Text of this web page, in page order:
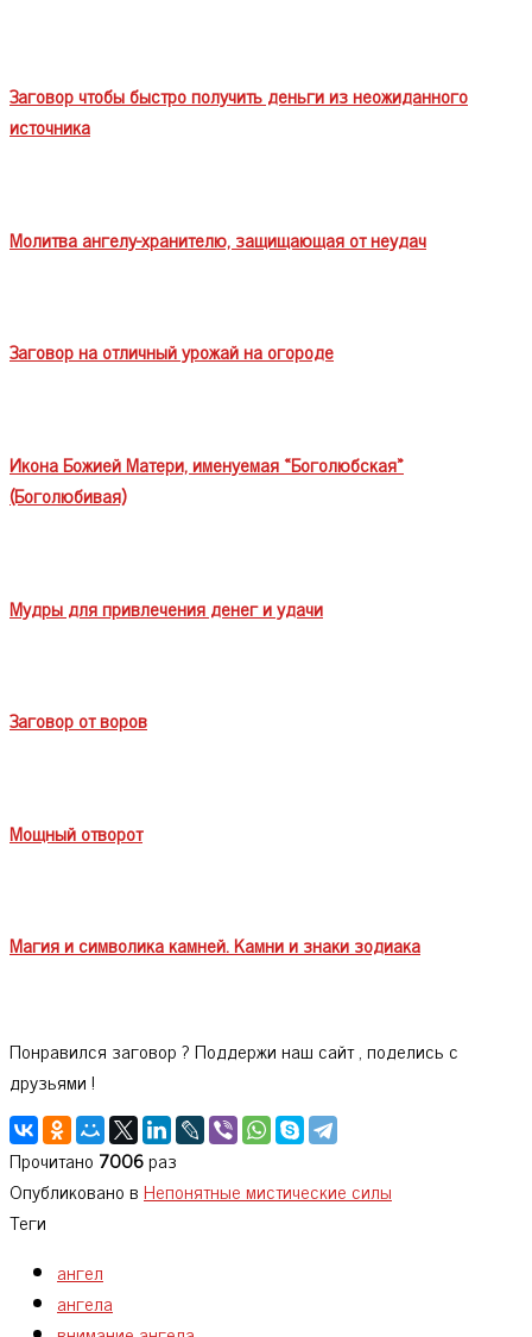
Заговор чтобы быстро получить деньги из неожиданного
источника
Молитва ангелу-хранителю, защищающая от неудач
Заговор на отличный урожай на огороде
Икона Божией Матери, именуемая «Боголюбская»
(Боголюбивая)
Мудры для привлечения денег и удачи
Заговор от воров
Мощный отворот
Магия и символика камней. Камни и знаки зодиака
Понравился заговор ? Поддержи наш сайт , поделись с
друзьями !
Прочитано 7006раз
Опубликовано вНепонятные мистические силы
Теги
ангел
ангела